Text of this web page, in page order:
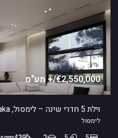
€2,550,000/+ מע"מ
וילת 5 חדרי שינה – לימסול, Mouttagiaka
לימסול